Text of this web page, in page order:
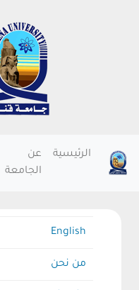
الرئيسية
عن
الجامعة
English
من نحن